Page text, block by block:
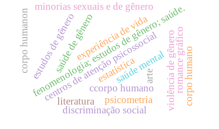
fenomenologia; estudos de gênero; saúde.
saúde mental
saúde de gênero violência de gênero
centros de atenção psicossocial
ccorpo humano
estudos de gênero
minorias sexuais e de gênero
literatura
experiência de vida
corpo humanon romance gráfico
discriminação social
corpo humano
arte
estatística
psicometria